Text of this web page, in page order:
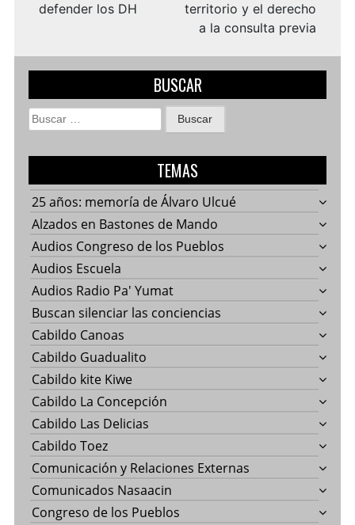
defender los DH
territorio y el derecho
a la consulta previa
BUSCAR
Buscar:
TEMAS
25 años: memoría de Álvaro Ulcué
Alzados en Bastones de Mando
Audios Congreso de los Pueblos
Audios Escuela
Audios Radio Pa' Yumat
Buscan silenciar las conciencias
Cabildo Canoas
Cabildo Guadualito
Cabildo kite Kiwe
Cabildo La Concepción
Cabildo Las Delicias
Cabildo Toez
Comunicación y Relaciones Externas
Comunicados Nasaacin
Congreso de los Pueblos